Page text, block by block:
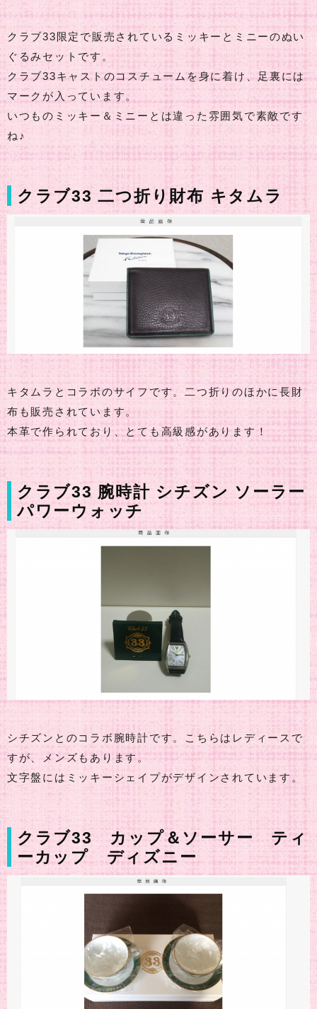
クラブ33限定で販売されているミッキーとミニーのぬい
ぐるみセットです。
クラブ33キャストのコスチュームを身に着け、足裏には
マークが入っています。
いつものミッキー＆ミニーとは違った雰囲気で素敵です
ね♪
クラブ33 二つ折り財布 キタムラ
キタムラとコラボのサイフです。二つ折りのほかに長財
布も販売されています。
本革で作られており、とても高級感があります！
クラブ33 腕時計 シチズン ソーラー
パワーウォッチ
シチズンとのコラボ腕時計です。こちらはレディースで
すが、メンズもあります。
文字盤にはミッキーシェイプがデザインされています。
クラブ33 カップ＆ソーサー ティ
ーカップ ディズニー